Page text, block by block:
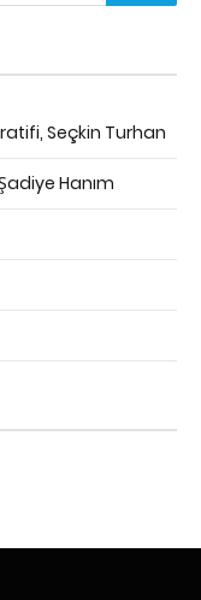
Seçkin Turhan
Hanım